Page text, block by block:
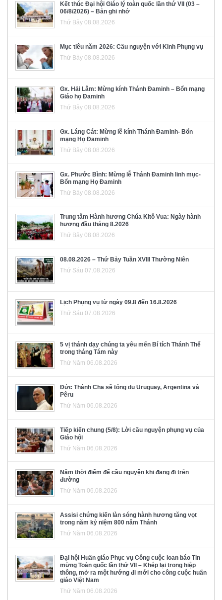
Kết thúc Đại hội Giáo lý toàn quốc lần thứ VII (03 –
06/8/2026) – Bản ghi nhớ
Thứ Bảy 08.08.2026
Mục tiêu năm 2026: Cầu nguyện với Kinh Phụng vụ
Thứ Bảy 08.08.2026
Gx. Hải Lâm: Mừng kính Thánh Đaminh – Bổn mạng
Giáo họ Đaminh
Thứ Bảy 08.08.2026
Gx. Láng Cát: Mừng lễ kính Thánh Đaminh- Bổn
mạng Họ Đaminh
Thứ Bảy 08.08.2026
Gx. Phước Bình: Mừng lễ Thánh Đaminh linh mục-
Bổn mạng Họ Đaminh
Thứ Bảy 08.08.2026
Trung tâm Hành hương Chúa Kitô Vua: Ngày hành
hương đầu tháng 8.2026
Thứ Bảy 08.08.2026
08.08.2026 – Thứ Bảy Tuần XVIII Thường Niên
Thứ Sáu 07.08.2026
Lịch Phụng vụ từ ngày 09.8 đến 16.8.2026
Thứ Sáu 07.08.2026
5 vị thánh dạy chúng ta yêu mến Bí tích Thánh Thể
trong tháng Tám này
Thứ Năm 06.08.2026
Đức Thánh Cha sẽ tông du Uruguay, Argentina và
Pêru
Thứ Năm 06.08.2026
Tiếp kiến chung (5/8): Lời cầu nguyện phụng vụ của
Giáo hội
Thứ Năm 06.08.2026
Năm thời điểm để cầu nguyện khi đang đi trên
đường
Thứ Năm 06.08.2026
Assisi chứng kiến làn sóng hành hương tăng vọt
trong năm kỷ niệm 800 năm Thánh
Thứ Năm 06.08.2026
Đại hội Huấn giáo Phục vụ Công cuộc loan báo Tin
mừng Toàn quốc lần thứ VII – Khép lại trong hiệp
thông, mở ra một hướng đi mới cho công cuộc huấn
giáo Việt Nam
Thứ Năm 06.08.2026